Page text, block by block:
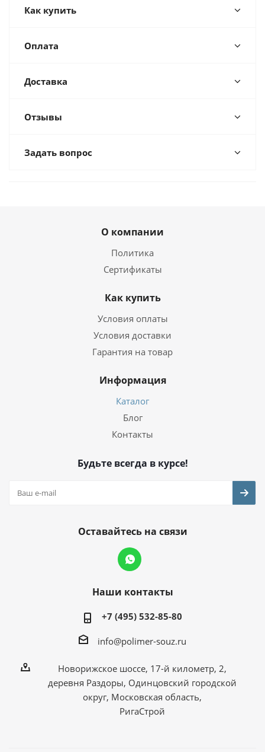
Как купить
Оплата
Доставка
Отзывы
Задать вопрос
О компании
Политика
Сертификаты
Как купить
Условия оплаты
Условия доставки
Гарантия на товар
Информация
Каталог
Блог
Контакты
Будьте всегда в курсе!
Оставайтесь на связи
Наши контакты
+7 (495) 532-85-80
info@polimer-souz.ru
Новорижское шоссе, 17-й километр, 2,
деревня Раздоры, Одинцовский городской
округ, Московская область,
РигаСтрой